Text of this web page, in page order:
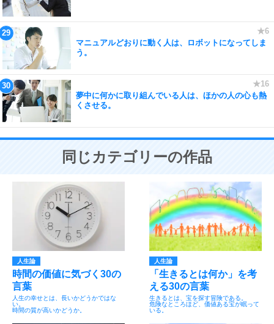
マニュアルどおりに動く人は、ロボットになってしま
う。
夢中に何かに取り組んでいる人は、ほかの人の心も熱
くさせる。
同じカテゴリーの作品
人生論
時間の価値に気づく30の
言葉
人生の幸せとは、長いかどうかではな
い。
時間の質が高いかどうか。
人生論
「生きるとは何か」を考
える30の言葉
生きるとは、宝を探す冒険である。
危険なところほど、価値ある宝が眠って
いる。